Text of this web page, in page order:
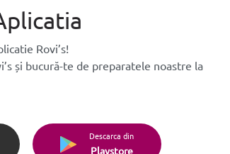
Rovi’s!
și bucură-te de preparatele noastre la
Descarca din
Playstore